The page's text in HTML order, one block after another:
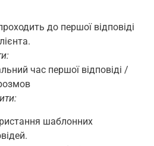
до першої відповіді
час першої відповіді /
шаблонних